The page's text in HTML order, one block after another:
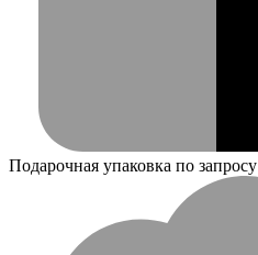
Подарочная упаковка по запросу